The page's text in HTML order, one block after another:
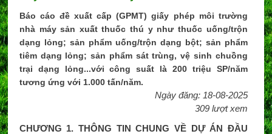
Báo cáo đề xuất cấp (GPMT) giấy phép môi trường
nhà máy sản xuất thuốc thú y như thuốc uống/trộn
dạng lỏng; sản phẩm uống/trộn dạng bột; sản phẩm
tiêm dạng lỏng; sản phẩm sát trùng, vệ sinh chuồng
trại dạng lỏng...với công suất là 200 triệu SP/năm
tương ứng với 1.000 tấn/năm.
Ngày đăng: 18-08-2025
309 lượt xem
CHƯƠNG 1. THÔNG TIN CHUNG VỀ DỰ ÁN ĐẦU